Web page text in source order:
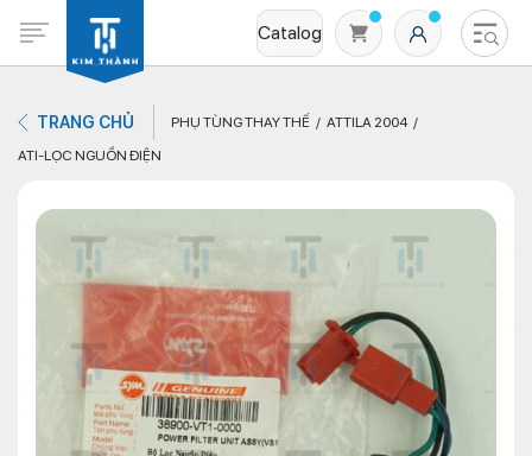
Catalog
Không có sản phẩm nào trong giỏ hàng
TRANG CHỦ PHỤ TÙNG THAY THẾ
ATTILA 2004
ATI-LỌC NGUỒN ĐIỆN